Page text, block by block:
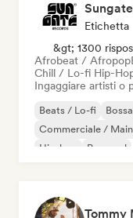
Etichetta
&gt; 1300
Afrobeat / Afropop
Chill / Lo-fi Hip-
Ingaggiare artisti o
Beats / Lo-fi
Commerciale /
Hip-hop
Pop soul
Tommy